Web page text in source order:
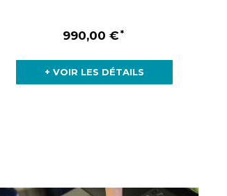
990,00 €
+ VOIR LES DÉTAILS